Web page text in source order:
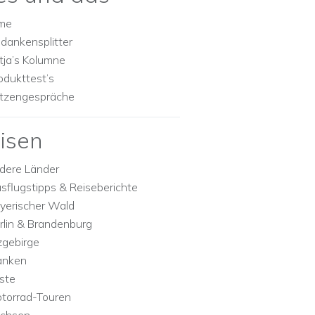
Kolumne
Länder
& Reiseberichte
Wald
& Brandenburg
Touren